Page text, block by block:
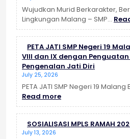
Wujudkan Murid Berkarakter,
Lingkungan Malang – SMP…
PETA JATI SMP Negeri 19
VIII dan IX dengan
Pengenalan Jati Diri
July 25, 2026
PETA JATI SMP Negeri 19
Read more:
PETA
JATI
SMP
SOSIALISASI MPLS RAMAH
July 13, 2026